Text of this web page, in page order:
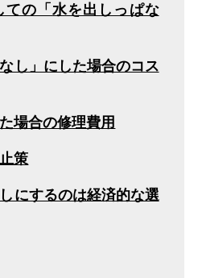
ての「水を出しっぱな
し」にした場合のコス
場合の修理費用
策
にするのは経済的な選